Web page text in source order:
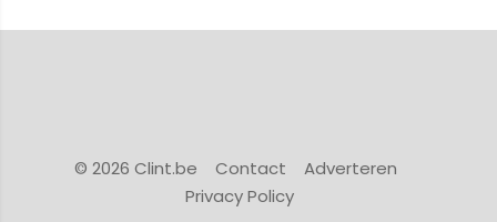
© 2026 Clint.be Contact
Adverteren
Privacy Policy